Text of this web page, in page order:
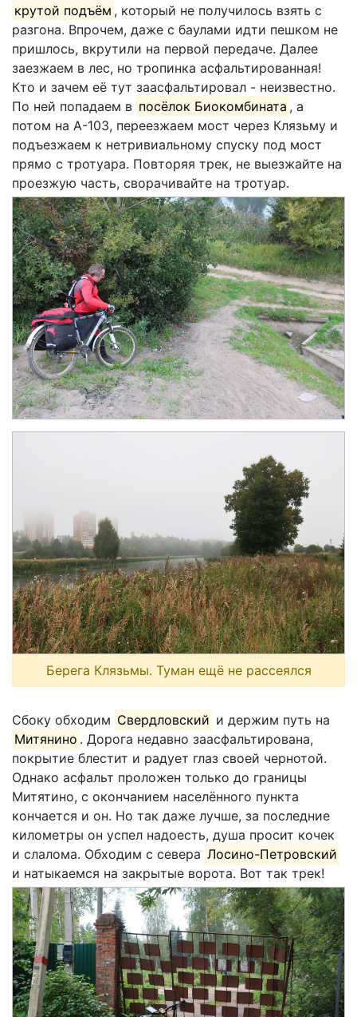
крутой подъём , который не получилось взять с
разгона. Впрочем, даже с баулами идти пешком не
пришлось, вкрутили на первой передаче. Далее
заезжаем в лес, но тропинка асфальтированная!
Кто и зачем её тут заасфальтировал - неизвестно.
По ней попадаем в посёлок Биокомбината , а
потом на А-103, переезжаем мост через Клязьму и
подъезжаем к нетривиальному спуску под мост
прямо с тротуара. Повторяя трек, не выезжайте на
проезжую часть, сворачивайте на тротуар.
Берега Клязьмы. Туман ещё не рассеялся
Сбоку обходим Свердловский и держим путь на
Митянино . Дорога недавно заасфальтирована,
покрытие блестит и радует глаз своей чернотой.
Однако асфальт проложен только до границы
Митятино, с окончанием населённого пункта
кончается и он. Но так даже лучше, за последние
километры он успел надоесть, душа просит кочек
и слалома. Обходим с севера Лосино-Петровский
и натыкаемся на закрытые ворота. Вот так трек!